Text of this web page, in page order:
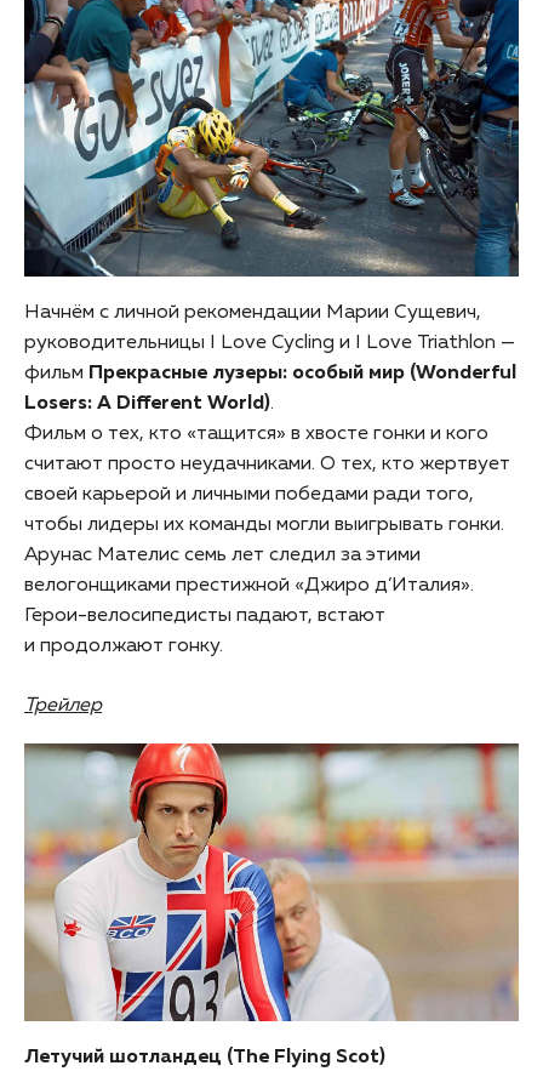
Начнём с личной рекомендации Марии Сущевич,
руководительницы I Love Cyсling и I Love Triathlon —
фильм Прекрасные лузеры: особый мир (Wonderful
Losers: A Different World).
Фильм о тех, кто «тащится» в хвосте гонки и кого
считают просто неудачниками. О тех, кто жертвует
своей карьерой и личными победами ради того,
чтобы лидеры их команды могли выигрывать гонки.
Арунас Мателис семь лет следил за этими
велогонщиками престижной «Джиро д’Италия».
Герои-велосипедисты падают, встают
и продолжают гонку.
Трейлер
Летучий шотландец (The Flying Scot)